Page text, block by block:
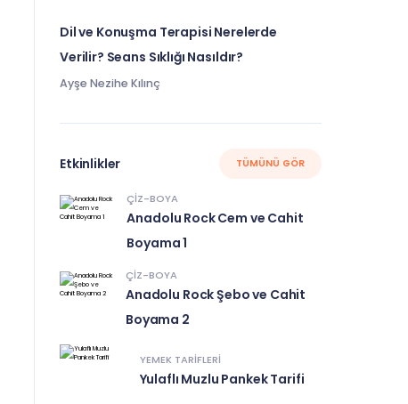
Dil ve Konuşma Terapisi Nerelerde
Verilir? Seans Sıklığı Nasıldır?
Ayşe Nezihe Kılınç
Etkinlikler TÜMÜNÜ GÖR
ÇIZ-BOYA
Anadolu Rock Cem ve Cahit
Boyama 1
ÇIZ-BOYA
Anadolu Rock Şebo ve Cahit
Boyama 2
YEMEK TARIFLERI
Yulaflı Muzlu Pankek Tarifi